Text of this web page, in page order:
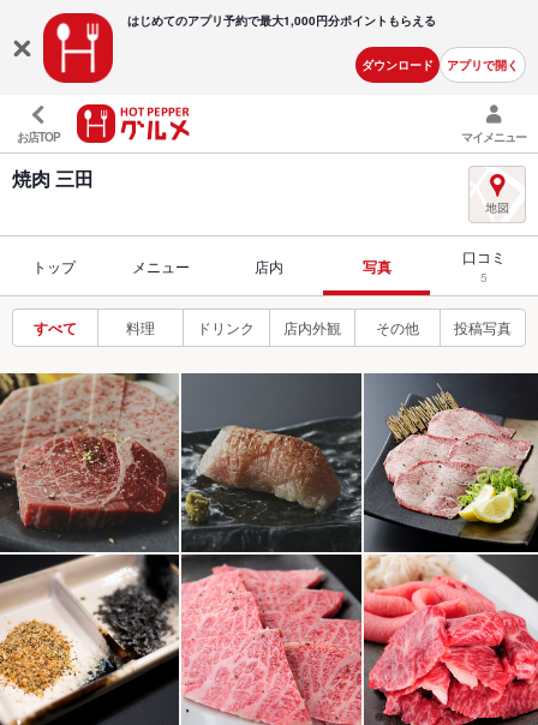
はじめてのアプリ予約で最大1,000円分ポイントもらえる
ダウンロード アプリで開く
お店TOP マイメニュー
焼肉 三田
トップ メニュー 店内 写真 口コミ
5
すべて 料理 ドリンク 店内外観 その他 投稿写真